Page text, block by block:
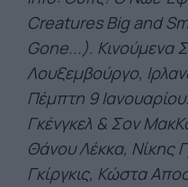
Creatures Big and
Gone...). Κινούμενα
Λουξεμβούργο,
Πέμπτη 9
Γκένγκελ & Σον
Θάνου Λέκκα, Νίκης
Γκίργκις, Κώστα